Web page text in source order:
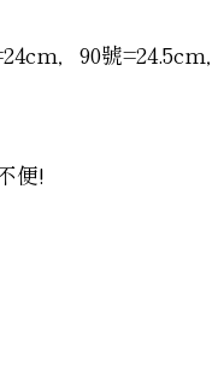
，90號=24.5cm
便!